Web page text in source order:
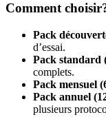
Comment
Pack
d’essai.
Pack standard
complets.
Pack mensuel
Pack annuel
plusieurs